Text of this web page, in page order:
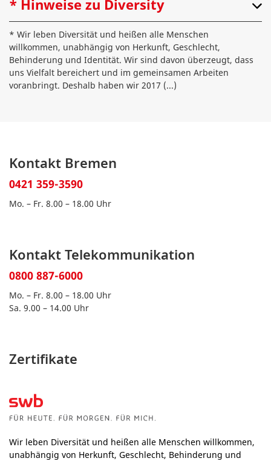
* Hinweise zu Diversity
* Wir leben Diversität und heißen alle Menschen
willkommen, unabhängig von Herkunft, Geschlecht,
Behinderung und Identität. Wir sind davon überzeugt, dass
uns Vielfalt bereichert und im gemeinsamen Arbeiten
voranbringt. Deshalb haben wir 2017 (...)
Kontakt Bremen
0421 359-3590
Mo. – Fr. 8.00 – 18.00 Uhr
Kontakt Telekommunikation
0800 887-6000
Mo. – Fr. 8.00 – 18.00 Uhr
Sa. 9.00 – 14.00 Uhr
Zertifikate
Wir leben Diversität und heißen alle Menschen willkommen,
unabhängig von Herkunft, Geschlecht, Behinderung und